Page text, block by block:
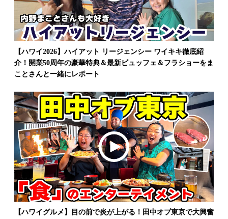
【ハワイ2026】ハイアット リージェンシー ワイキキ徹底紹
介！開業50周年の豪華特典＆最新ビュッフェ＆フラショーをま
ことさんと一緒にレポート
【ハワイグルメ】目の前で炎が上がる！田中オブ東京で大興奮